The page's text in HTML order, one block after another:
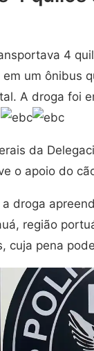
4
em um ônibus
A droga foi
da
o apoio do
droga
região
pena